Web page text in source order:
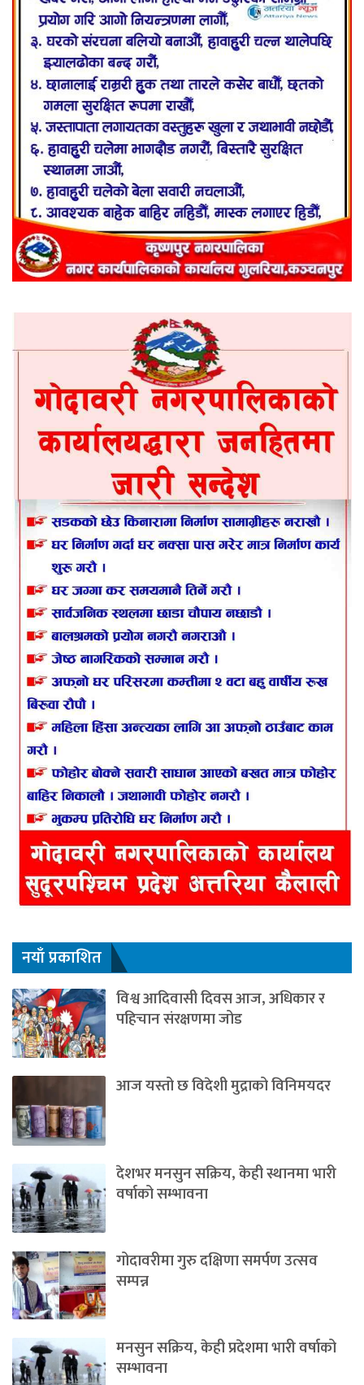
नयाँ प्रकाशित
विश्व आदिवासी दिवस आज, अधिकार र
पहिचान संरक्षणमा जोड
आज यस्तो छ विदेशी मुद्राको विनिमयदर
देशभर मनसुन सक्रिय, केही स्थानमा भारी
वर्षाको सम्भावना
गोदावरीमा गुरु दक्षिणा समर्पण उत्सव
सम्पन्न
मनसुन सक्रिय, केही प्रदेशमा भारी वर्षाको
सम्भावना